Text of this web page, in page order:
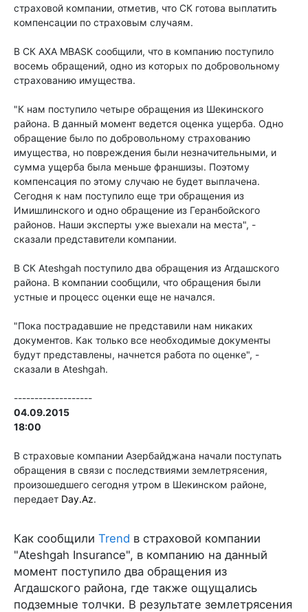
страховой компании, отметив, что СК готова выплатить
компенсации по страховым случаям.
В СК AXA MBASK сообщили, что в компанию поступило
восемь обращений, одно из которых по добровольному
страхованию имущества.
"К нам поступило четыре обращения из Шекинского
района. В данный момент ведется оценка ущерба. Одно
обращение было по добровольному страхованию
имущества, но повреждения были незначительными, и
сумма ущерба была меньше франшизы. Поэтому
компенсация по этому случаю не будет выплачена.
Сегодня к нам поступило еще три обращения из
Имишлинского и одно обращение из Геранбойского
районов. Наши эксперты уже выехали на места", -
сказали представители компании.
В СК Ateshgah поступило два обращения из Агдашского
района. В компании сообщили, что обращения были
устные и процесс оценки еще не начался.
"Пока пострадавшие не представили нам никаких
документов. Как только все необходимые документы
будут представлены, начнется работа по оценке", -
сказали в Ateshgah.
-------------------
04.09.2015
18:00
В страховые компании Азербайджана начали поступать
обращения в связи с последствиями землетрясения,
произошедшего сегодня утром в Шекинском районе,
передает Day.Az.
Как сообщили Trend в страховой компании
"Ateshgah Insurance", в компанию на данный
момент поступило два обращения из
Агдашского района, где также ощущались
подземные толчки. В результате землетрясения